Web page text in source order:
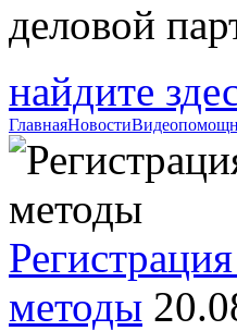
деловой
найдите
ГлавнаяНовости
методы